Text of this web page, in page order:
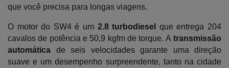
que você precisa para longas viagens.
O motor do SW4 é um 2.8 turbodiesel que entrega 204
cavalos de potência e 50,9 kgfm de torque. A transmissão
automática de seis velocidades garante uma direção
suave e um desempenho surpreendente, tanto na cidade